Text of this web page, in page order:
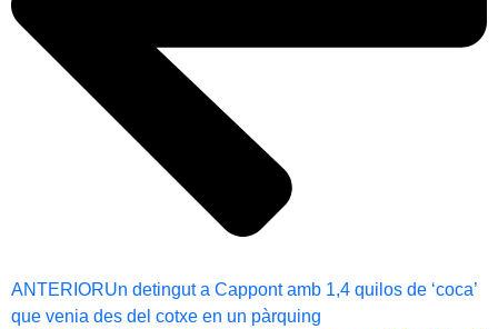
ANTERIORUn detingut a Cappont amb 1,4 quilos de ‘coca’
que venia des del cotxe en un pàrquing